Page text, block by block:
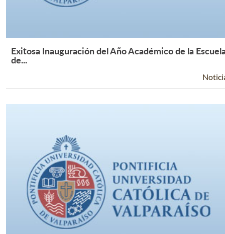
Leer Más +
Exitosa Inauguración del Año Académico de la
de...